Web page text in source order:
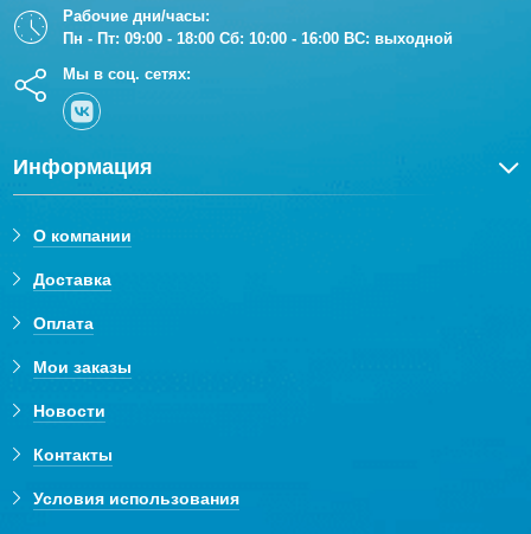
Рабочие дни/часы:
Пн - Пт: 09:00 - 18:00 Сб: 10:00 - 16:00 ВС: выходной
Мы в соц. сетях:
Информация
О компании
Доставка
Оплата
Мои заказы
Новости
Контакты
Условия использования